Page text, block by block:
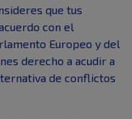
que tus
con el
Europeo y del
derecho a acudir a
de conflictos